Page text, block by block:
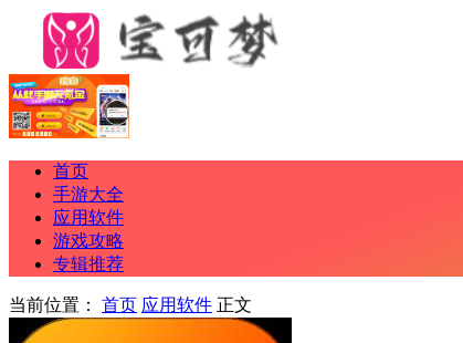
首页
手游大全
应用软件
游戏攻略
专辑推荐
当前位置： 首页 应用软件 正文